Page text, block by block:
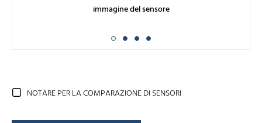
immagine del sensore
NOTARE PER LA COMPARAZIONE DI SENSORI